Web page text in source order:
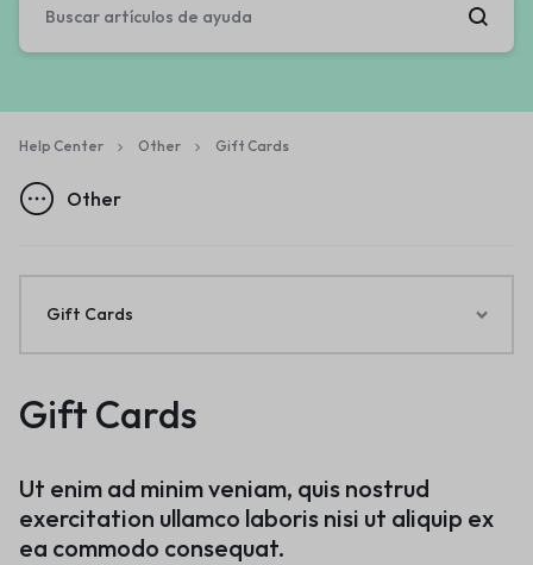
Help Center Other Gift Cards
Other
Gift Cards
Ut enim ad minim veniam, quis nostrud
exercitation ullamco laboris nisi ut aliquip ex
ea commodo consequat.
Gift Cards